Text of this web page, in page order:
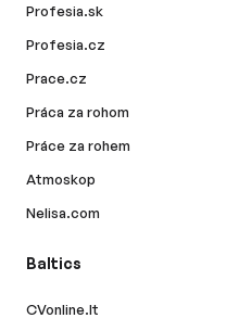
Profesia.sk
Profesia.cz
Prace.cz
Práca za rohom
Práce za rohem
Atmoskop
Nelisa.com
Baltics
CVonline.lt